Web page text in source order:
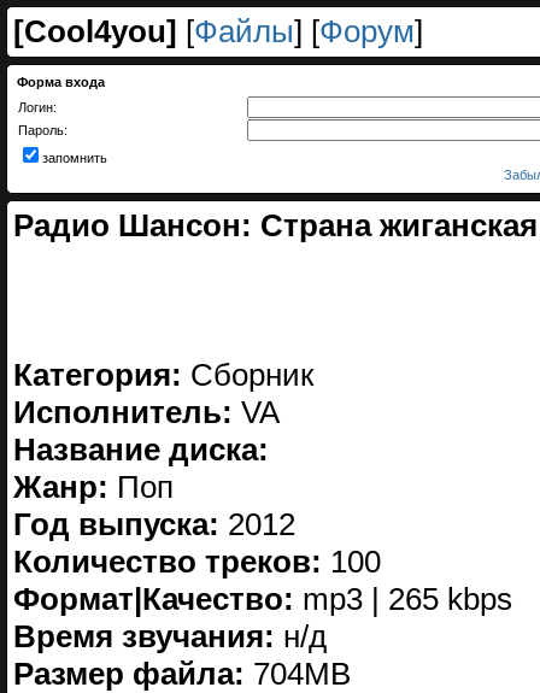
[Cool4you] [Файлы] [Форум]
Форма входа
Логин:
Пароль:
запомнить
Радио Шансон: Страна жиганская
Категория: Сборник
Исполнитель: VA
Название диска:
Жанр: Поп
Год выпуска: 2012
Количество треков: 100
Формат|Качество: mp3 | 265 kbps
Время звучания: н/д
Размер файла: 704MB